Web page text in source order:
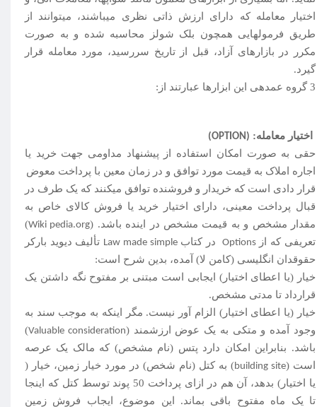
اختیار معامله که دارای ارزش ذاتی نظری می­باشند، می­توانند از
طریق فرمولهایی همچون بلک شولز محاسبه شده و به صورت
مکرر در بازارهای آزاد، قبل از تاریخ سررسید، مورد معامله قرار
گیرد.
3 گروه عمده­ی این ابزارها عبارتند از:
اختیار معامله: (OPTION)
حقی به صورت امکان استفاده از پیشنهاد مداومی جهت خرید یا
اجاره املاک به قیمت مورد توافق و در زمان معین با پرداخت معوض
قرار دادی است که خریدار و فروشنده توافق می­کنند که یک طرف در
قبال پرداخت معینی، دارای اختیار خرید یا فروش کالای خاص به
مقدار مشخص و به قیمت مشخص در اینده باشد. (Wiki pedia.org
)
تعریفی که ازOptions در کتابLaw made simple تألیف دیوید بارکر
حقوقدان انگلیسی (کامن لا) آمده، بدین شرح است:
خیار (یا اعطای اختیار) ایجابی است مبتنی بر مفتوح نگه داشتن یک
قرارداد تا مدتی مشخص.
خیار (یا اعطای اختیار) الزام آور نیست. مگر اینکه به موجب سند به
وجود آمده و متکی به یک عوض ارزشمند (Valuable consideration
)
باشد. بنابراین امکان دارد پتس (نام مشخص) که مالک یک عرصه
است (building site) به کتل (نام شخص) در مورد خیار زمین، خیار (
یا اختیار) بدهد، آن هم در ازای پرداخت 50 پوند توسط کتل که اینجا
تا یک ماه مفتوح باقی بماند. این موضوع، ایجاب فروش زمین